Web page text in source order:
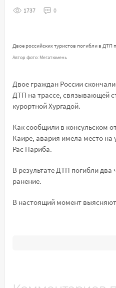
1737 0
Двое российских туристов погибли в ДТП
Автор фото: Мегатюмень
Двое граждан России
ДТП на трассе, связывающей
курортной Хургадой.
Как сообщили в консульском
Каире, авария имела место на
Рас Нариба.
В результате ДТП погибли
ранение.
В настоящий момент